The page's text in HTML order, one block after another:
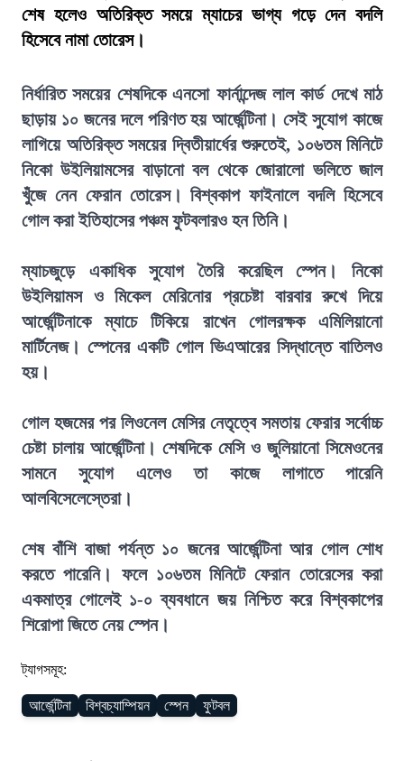
শেষ হলেও অতিরিক্ত সময়ে ম্যাচের ভাগ্য গড়ে দেন বদলি
হিসেবে নামা তোরেস।
নির্ধারিত সময়ের শেষদিকে এনসো ফার্নান্দেজ লাল কার্ড দেখে মাঠ
ছাড়ায় ১০ জনের দলে পরিণত হয় আর্জেন্টিনা। সেই সুযোগ কাজে
লাগিয়ে অতিরিক্ত সময়ের দ্বিতীয়ার্ধের শুরুতেই, ১০৬তম মিনিটে
নিকো উইলিয়ামসের বাড়ানো বল থেকে জোরালো ভলিতে জাল
খুঁজে নেন ফেরান তোরেস। বিশ্বকাপ ফাইনালে বদলি হিসেবে
গোল করা ইতিহাসের পঞ্চম ফুটবলারও হন তিনি।
ম্যাচজুড়ে একাধিক সুযোগ তৈরি করেছিল স্পেন। নিকো
উইলিয়ামস ও মিকেল মেরিনোর প্রচেষ্টা বারবার রুখে দিয়ে
আর্জেন্টিনাকে ম্যাচে টিকিয়ে রাখেন গোলরক্ষক এমিলিয়ানো
মার্টিনেজ। স্পেনের একটি গোল ভিএআরের সিদ্ধান্তে বাতিলও
হয়।
গোল হজমের পর লিওনেল মেসির নেতৃত্বে সমতায় ফেরার সর্বোচ্চ
চেষ্টা চালায় আর্জেন্টিনা। শেষদিকে মেসি ও জুলিয়ানো সিমেওনের
সামনে সুযোগ এলেও তা কাজে লাগাতে পারেনি
আলবিসেলেস্তেরা।
শেষ বাঁশি বাজা পর্যন্ত ১০ জনের আর্জেন্টিনা আর গোল শোধ
করতে পারেনি। ফলে ১০৬তম মিনিটে ফেরান তোরেসের করা
একমাত্র গোলেই ১-০ ব্যবধানে জয় নিশ্চিত করে বিশ্বকাপের
শিরোপা জিতে নেয় স্পেন।
ট্যাগসমূহ:
আর্জেন্টিনা বিশ্বচ্যাম্পিয়ন স্পেন ফুটবল